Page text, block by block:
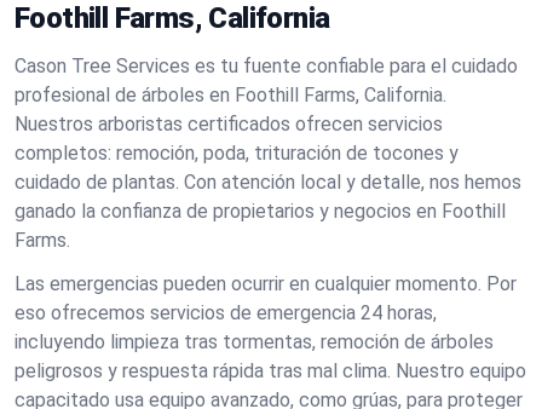
Foothill Farms, California
Cason Tree Services es tu fuente confiable para el cuidado
profesional de árboles en Foothill Farms, California.
Nuestros arboristas certificados ofrecen servicios
completos: remoción, poda, trituración de tocones y
cuidado de plantas. Con atención local y detalle, nos hemos
ganado la confianza de propietarios y negocios en Foothill
Farms.
Las emergencias pueden ocurrir en cualquier momento. Por
eso ofrecemos servicios de emergencia 24 horas,
incluyendo limpieza tras tormentas, remoción de árboles
peligrosos y respuesta rápida tras mal clima. Nuestro equipo
capacitado usa equipo avanzado, como grúas, para proteger